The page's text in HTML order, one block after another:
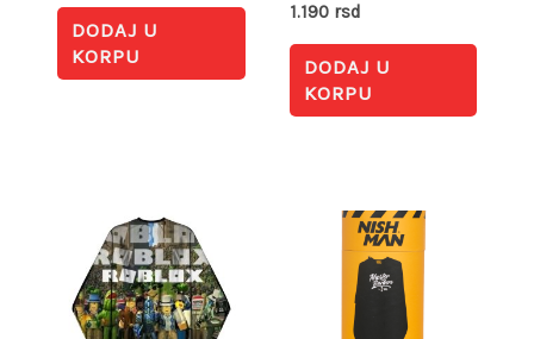
DODAJ U
KORPU
1.190 rsd
DODAJ U
KORPU